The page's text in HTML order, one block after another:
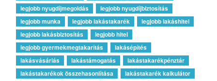
legjobb nyugdíjmegoldás
legjobb nyugdíjbiztosítás
legjobb munka
legjobb lakástakarék
legjobb lakáshitel
legjobb lakásbiztosítás
legjobb hitel
legjobb gyermekmegtakarítás
lakásépítés
lakásvásárlás
lakástámogatás
lakástakarékpénztár
lakástakarékok összehasonlítása
lakástakarék kalkulátor